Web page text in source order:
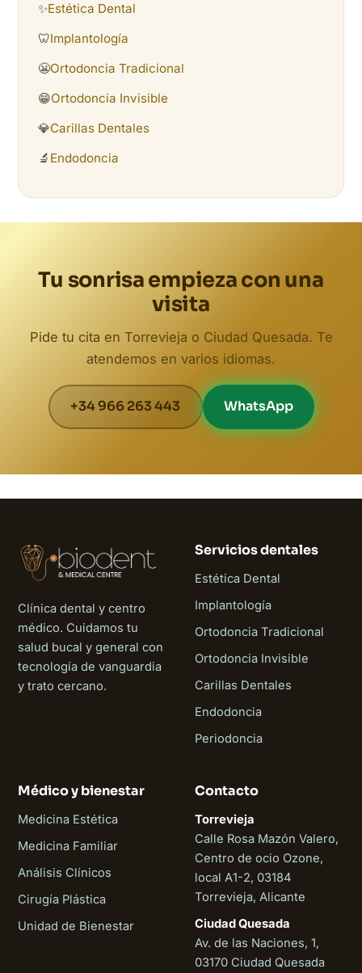
✨Estética Dental
🦷Implantología
😬Ortodoncia Tradicional
😁Ortodoncia Invisible
💎Carillas Dentales
🔬 Endodoncia
Tu sonrisa empieza con una
visita
Pide tu cita en Torrevieja o Ciudad Quesada. Te
atendemos en varios idiomas.
+34 966 263 443 WhatsApp
Clínica dental y centro
médico. Cuidamos tu
salud bucal y general con
tecnología de vanguardia
y trato cercano.
Servicios dentales
Estética Dental
Implantología
Ortodoncia Tradicional
Ortodoncia Invisible
Carillas Dentales
Endodoncia
Periodoncia
Médico y bienestar
Medicina Estética
Medicina Familiar
Análisis Clínicos
Cirugía Plástica
Unidad de Bienestar
Contacto
Torrevieja
Calle Rosa Mazón Valero,
Centro de ocio Ozone,
local A1-2, 03184
Torrevieja, Alicante
Ciudad Quesada
Av. de las Naciones, 1,
03170 Ciudad Quesada